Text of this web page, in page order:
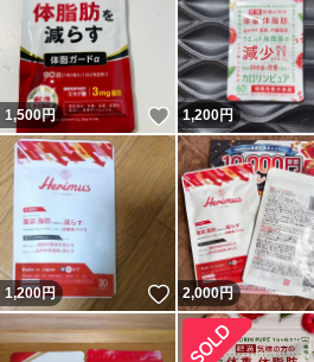
1,500円 いいね！
1,200円
1,200円 いいね！
2,000円